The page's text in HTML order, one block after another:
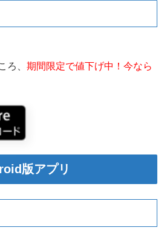
ろ、 期間限定で値下げ中！今なら
版アプリ